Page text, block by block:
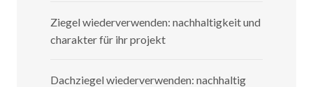
Ziegel wiederverwenden: nachhaltigkeit und
charakter für ihr projekt
Dachziegel wiederverwenden: nachhaltig